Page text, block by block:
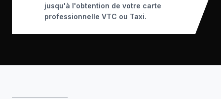
jusqu'à l'obtention de votre carte
professionnelle VTC ou Taxi.